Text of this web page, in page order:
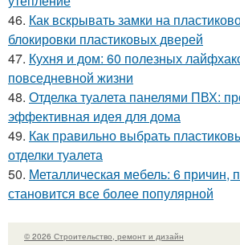
46. Как вскрывать замки на
блокировки пластиковых дверей
47. Кухня и дом: 60 полезных
повседневной жизни
48. Отделка туалета панелями ПВХ:
эффективная идея для дома
49. Как правильно выбрать
отделки туалета
50. Металлическая мебель: 6 причин,
становится все более популярной
© 2026 Строительство, ремонт и дизайн